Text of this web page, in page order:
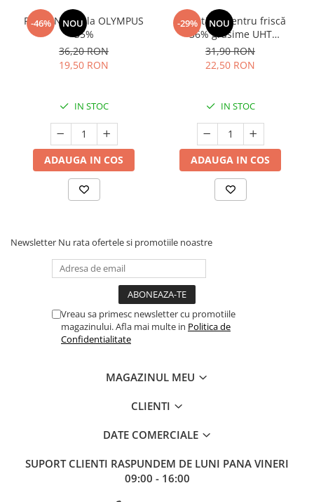
-46% NOU
Frisca Naturala OLYMPUS
35%
36,20 RON
19,50 RON
IN STOC
ADAUGA IN COS
-29% NOU
Smântână pentru friscă
36% grăsime UHT
MLEKOVITA
31,90 RON
22,50 RON
IN STOC
ADAUGA IN COS
Newsletter Nu rata ofertele si promotiile noastre
Vreau sa primesc newsletter cu promotiile
magazinului. Afla mai multe in Politica de
Confidentialitate
MAGAZINUL MEU
CLIENTI
DATE COMERCIALE
SUPORT CLIENTI RASPUNDEM DE LUNI PANA VINERI
09:00 - 16:00